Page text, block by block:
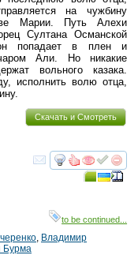
на чужбину
Марии. Путь Алехи
Султана Османской
попадает в плен и
Али. Но никакие
вольного казака.
исполнить волю отца,
Скачать и Смотреть
смотреть
to be continued...
, Владимир
Бурма